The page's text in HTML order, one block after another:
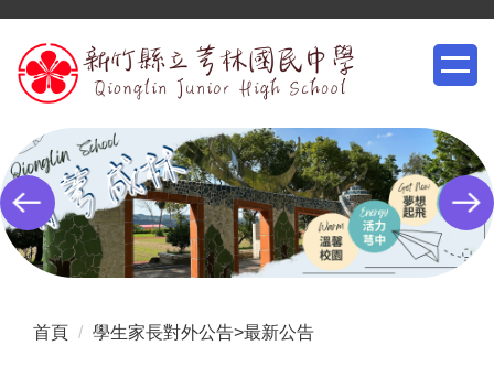
到
主
內
容
區
首頁 學生家長對外公告>最新公告